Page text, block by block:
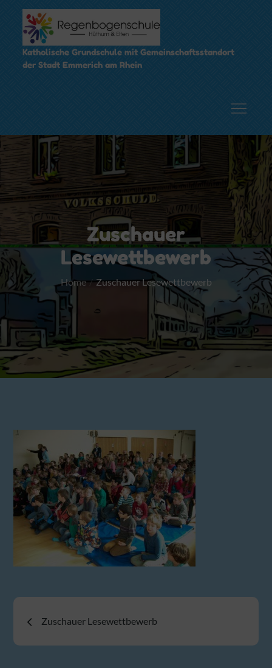
content
Katholische Grundschule mit Gemeinschaftsstandort
der Stadt Emmerich am Rhein
Zuschauer
Lesewettbewerb
Home Zuschauer Lesewettbewerb
Beitragsnavigation
Zuschauer Lesewettbewerb